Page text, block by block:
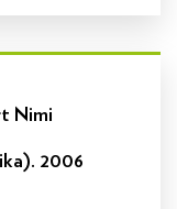
Nimi
2006